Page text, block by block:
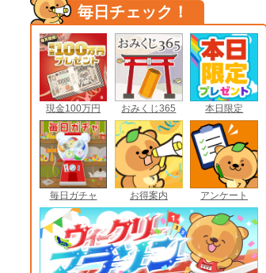
毎日チェック！
現金100万円 おみくじ365 本日限定
毎日ガチャ お得案内 アンケート